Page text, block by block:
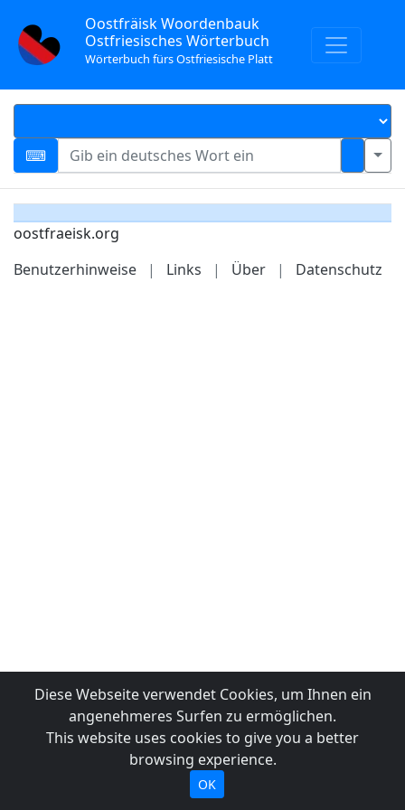
Oostfräisk Woordenbauk
Ostfriesisches Wörterbuch
Wörterbuch fürs Ostfriesische Platt
oostfraeisk.org
Benutzerhinweise
| Links | Über | Datenschutz
Diese Webseite verwendet Cookies, um Ihnen ein
angenehmeres Surfen zu ermöglichen.
This website uses cookies to give you a better
browsing experience.
OK